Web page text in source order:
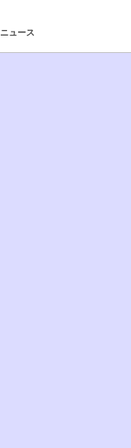
ニュース